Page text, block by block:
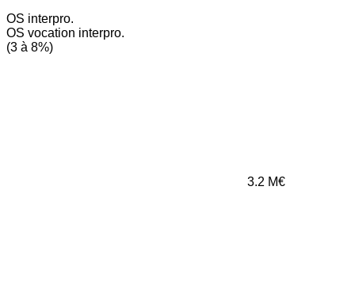
OS interpro.
OS vocation interpro.
(3 à 8%)
3.2 M€